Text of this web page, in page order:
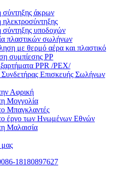
άκρων
υποδοχών
πλαστικών σωλήνων
με θερμό αέρα και πλαστικό
συμπίεσης PP
PPR /PEX/
Συνδετήρας Επισκευής Σωλήνων
Αφρική
Μογγολία
Μπαγκλαντές
έργο των Ηνωμένων Εθνών
Μαλαισία
μας
18180897627